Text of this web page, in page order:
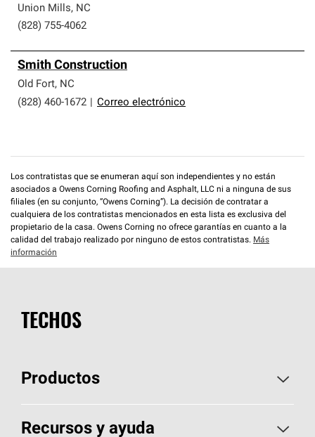
que cumplen con altos estándares y requisitos estrictos
de profesionalismo y confiabilidad.
Union Mills, NC
(828) 755-4062
Smith Construction
Old Fort, NC
(828) 460-1672
Correo electrónico
Los contratistas que se enumeran aquí son independientes y no están
asociados a Owens Corning Roofing and Asphalt, LLC ni a ninguna de sus
filiales (en su conjunto, “Owens Corning”). La decisión de contratar a
cualquiera de los contratistas mencionados en esta lista es exclusiva del
propietario de la casa. Owens Corning no ofrece garantías en cuanto a la
calidad del trabajo realizado por ninguno de estos contratistas. Más
información
TECHOS
Productos
Elija sus tejas
Recursos y ayuda